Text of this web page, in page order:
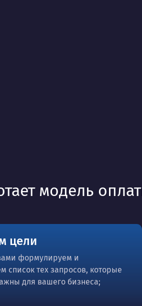
модель
цели
формулируем и
список тех запросов, которые
для вашего бизнеса;